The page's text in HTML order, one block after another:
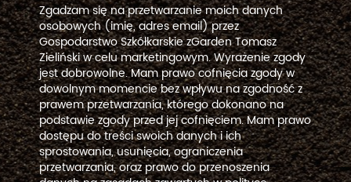
Zgadzam się na przetwarzanie moich danych
osobowych (imię, adres email) przez
Gospodarstwo Szkółkarskie zGarden Tomasz
Zieliński w celu marketingowym. Wyrażenie zgody
jest dobrowolne. Mam prawo cofnięcia zgody w
dowolnym momencie bez wpływu na zgodność z
prawem przetwarzania, którego dokonano na
podstawie zgody przed jej cofnięciem. Mam prawo
dostępu do treści swoich danych i ich
sprostowania, usunięcia, ograniczenia
przetwarzania, oraz prawo do przenoszenia